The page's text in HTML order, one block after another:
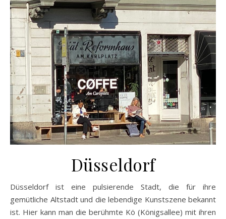
Düsseldorf
Düsseldorf ist eine pulsierende Stadt, die für ihre
gemütliche Altstadt und die lebendige Kunstszene bekannt
ist. Hier kann man die berühmte Kö (Königsallee) mit ihren